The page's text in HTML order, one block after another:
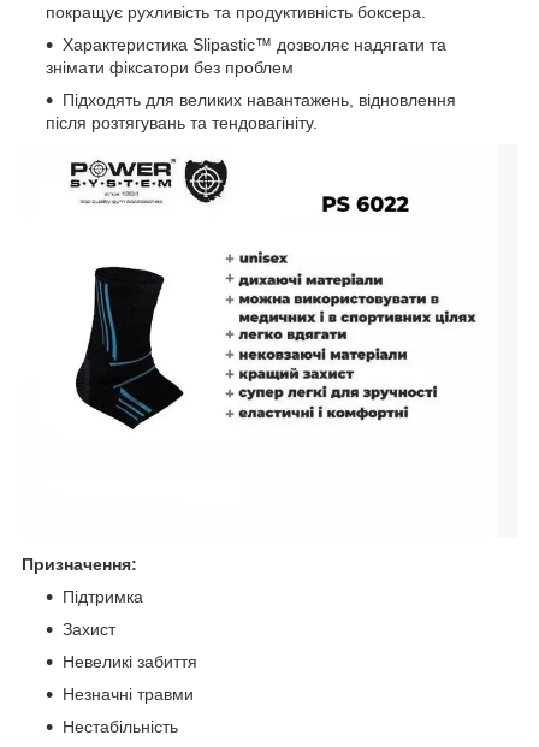
покращує рухливість та продуктивність боксера.
Характеристика Slipastic™ дозволяє надягати та
знімати фіксатори без проблем
Підходять для великих навантажень, відновлення
після розтягувань та тендовагініту.
Призначення:
Підтримка
Захист
Невеликі забиття
Незначні травми
Нестабільність